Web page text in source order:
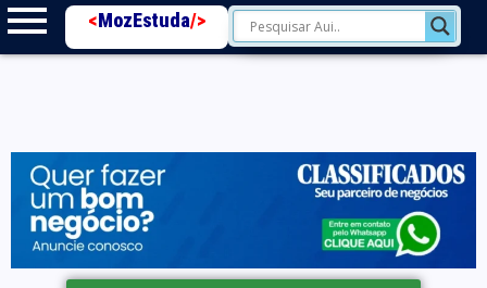
<MozEstuda/>